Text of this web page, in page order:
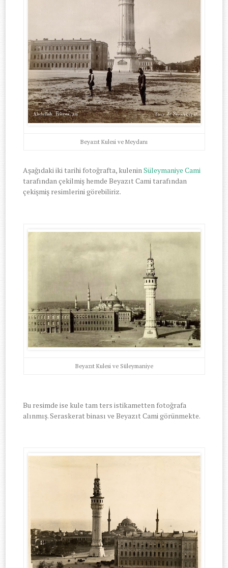
Beyazıt Kulesi ve Meydanı
Aşağıdaki iki tarihi fotoğrafta, kuleninSüleymaniye Cami
tarafından çekilmiş hemde Beyazıt Cami tarafından
çekişmiş resimlerini görebiliriz.
Beyazıt Kulesi ve Süleymaniye
Bu resimde ise kule tam ters istikametten fotoğrafa
alınmış. Seraskerat binası ve Beyazıt Cami görünmekte.